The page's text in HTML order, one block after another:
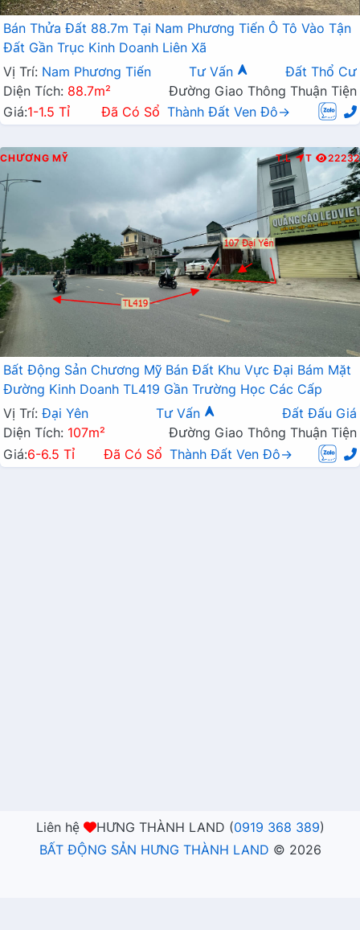
Bán Thửa Đất 88.7m Tại Nam Phương Tiến Ô Tô Vào Tận
Đất Gần Trục Kinh Doanh Liên Xã
Vị Trí: Nam Phương Tiến Tư Vấn
Đất Thổ Cư
Diện Tích: 88.7m²
Đường Giao Thông Thuận Tiện
Giá:1-1.5 Tỉ Đã Có Sổ Thành Đất Ven Đô→
CHƯƠNG MỸ T.L T 22232
Bất Động Sản Chương Mỹ Bán Đất Khu Vực Đại Bám Mặt
Đường Kinh Doanh TL419 Gần Trường Học Các Cấp
Vị Trí: Đại Yên Tư Vấn
Đất Đấu Giá
Diện Tích: 107m²
Đường Giao Thông Thuận Tiện
Giá:6-6.5 Tỉ Đã Có Sổ Thành Đất Ven Đô→
Liên hệ HƯNG THÀNH LAND (0919 368 389)
BẤT ĐỘNG SẢN HƯNG THÀNH LAND © 2026